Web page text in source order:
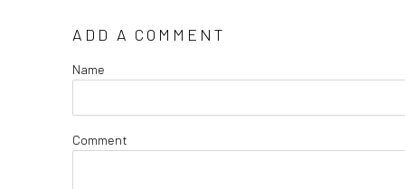
ADD A COMMENT
Name
Comment